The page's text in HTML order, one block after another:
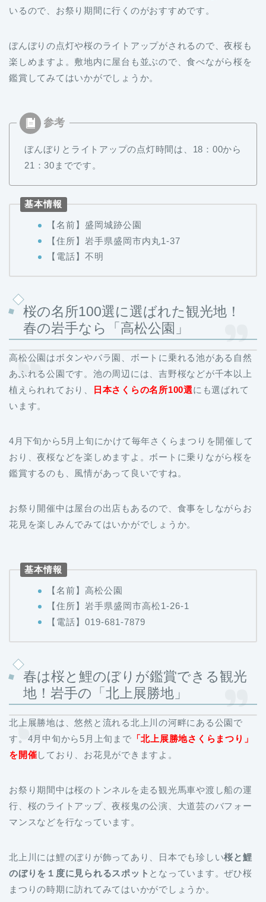
いるので、お祭り期間に行くのがおすすめです。
ぼんぼりの点灯や桜のライトアップがされるので、夜桜も
楽しめますよ。敷地内に屋台も並ぶので、食べながら桜を
鑑賞してみてはいかがでしょうか。
ぼんぼりとライトアップの点灯時間は、18：00から
21：30までです。
基本情報
【名前】盛岡城跡公園
【住所】岩手県盛岡市内丸1-37
【電話】不明
桜の名所100選に選ばれた観光地！
春の岩手なら「高松公園」
高松公園はボタンやバラ園、ボートに乗れる池がある自然
あふれる公園です。池の周辺には、吉野桜などが千本以上
植えられれており、
日本さくらの名所100選にも選ばれて
います。
4月下旬から5月上旬にかけて毎年さくらまつりを開催して
おり、夜桜などを楽しめますよ。ボートに乗りながら桜を
鑑賞するのも、風情があって良いですね。
お祭り開催中は屋台の出店もあるので、食事をしながらお
花見を楽しみんでみてはいかがでしょうか。
基本情報
【名前】高松公園
【住所】岩手県盛岡市高松1-26-1
【電話】019-681-7879
春は桜と鯉のぼりが鑑賞できる観光
地！岩手の「北上展勝地」
北上展勝地は、悠然と流れる北上川の河畔にある公園で
す。4月中旬から5月上旬まで 「北上展勝地さくらまつり」
を開催しており、お花見ができますよ。
お祭り期間中は桜のトンネルを走る観光馬車や渡し船の運
行、桜のライトアップ、夜桜鬼の公演、大道芸のバフォー
マンスなどを行なっています。
北上川には鯉のぼりが飾ってあり、日本でも珍しい桜と鯉
のぼりを１度に見られるスポット となっています。ぜひ桜
まつりの時期に訪れてみてはいかがでしょうか。